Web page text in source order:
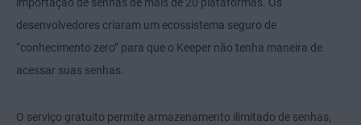
importação de senhas de mais de 20 plataformas. Os
desenvolvedores criaram um ecossistema seguro de
“conhecimento zero” para que o Keeper não tenha maneira de
acessar suas senhas.
O serviço gratuito permite armazenamento ilimitado de senhas,